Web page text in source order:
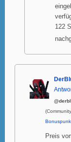
122
Preis